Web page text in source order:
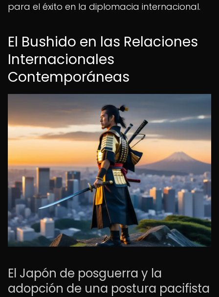
para el éxito en la diplomacia internacional.
El Bushido en las Relaciones
Internacionales
Contemporáneas
El Japón de posguerra y la
adopción de una postura pacifista